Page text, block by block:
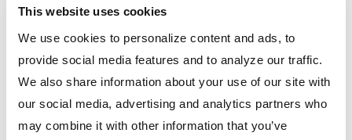
This website uses cookies
We use cookies to personalize content and ads, to
provide social media features and to analyze our traffic.
We also share information about your use of our site with
our social media, advertising and analytics partners who
may combine it with other information that you’ve
punteras de la biela redunde en la necesidad de adquirir una
nueva biela o realizar tareas de reacondicionamiento
significativas de las punteras, el nuevo diseño de chancador de
mandíbulas universal incluye una puntera de biela con pernos